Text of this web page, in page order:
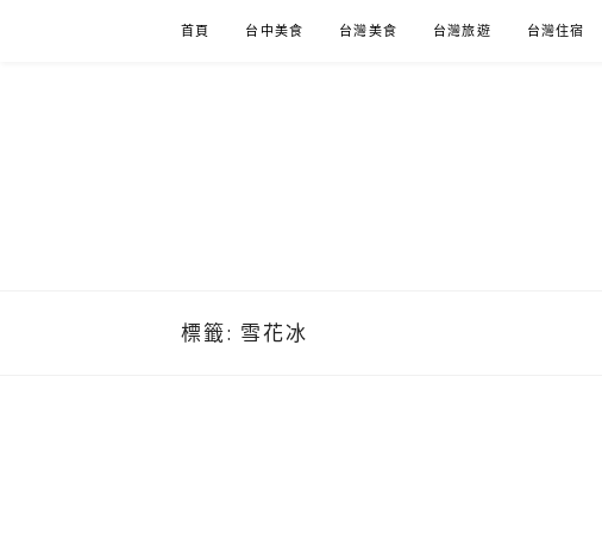
首頁 台中美食 台灣美食 台灣旅遊 台灣住宿
標籤: 雪花冰